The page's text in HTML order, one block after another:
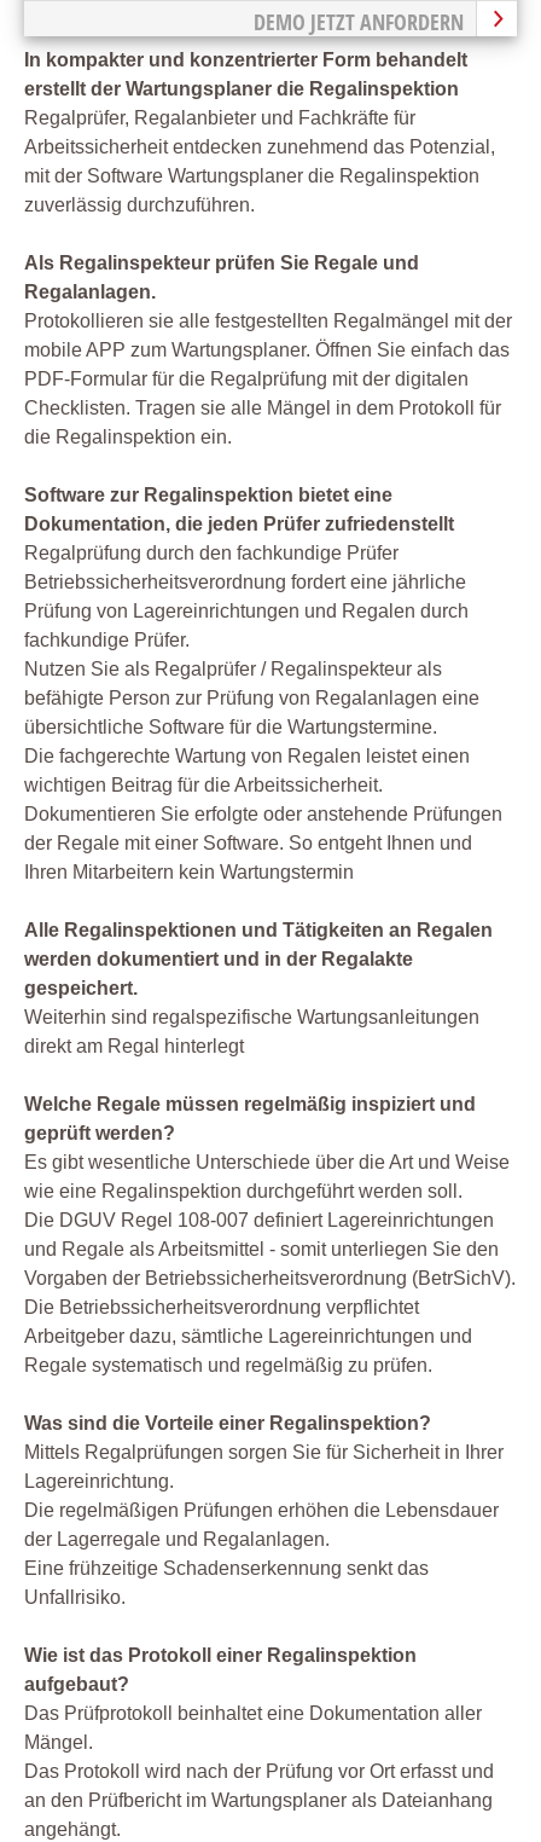
DEMO JETZT ANFORDERN
In kompakter und konzentrierter Form behandelt
erstellt der Wartungsplaner die Regalinspektion
Regalprüfer, Regalanbieter und Fachkräfte für
Arbeitssicherheit entdecken zunehmend das Potenzial,
mit der Software Wartungsplaner die Regalinspektion
zuverlässig durchzuführen.
Als Regalinspekteur prüfen Sie Regale und
Regalanlagen.
Protokollieren sie alle festgestellten Regalmängel mit der
mobile APP zum Wartungsplaner. Öffnen Sie einfach das
PDF-Formular für die Regalprüfung mit der digitalen
Checklisten. Tragen sie alle Mängel in dem Protokoll für
die Regalinspektion ein.
Software zur Regalinspektion bietet eine
Dokumentation, die jeden Prüfer zufriedenstellt
Regalprüfung durch den fachkundige Prüfer
Betriebssicherheitsverordnung fordert eine jährliche
Prüfung von Lagereinrichtungen und Regalen durch
fachkundige Prüfer.
Nutzen Sie als Regalprüfer / Regalinspekteur als
befähigte Person zur Prüfung von Regalanlagen eine
übersichtliche Software für die Wartungstermine.
Die fachgerechte Wartung von Regalen leistet einen
wichtigen Beitrag für die Arbeitssicherheit.
Dokumentieren Sie erfolgte oder anstehende Prüfungen
der Regale mit einer Software. So entgeht Ihnen und
Ihren Mitarbeitern kein Wartungstermin
Alle Regalinspektionen und Tätigkeiten an Regalen
werden dokumentiert und in der Regalakte
gespeichert.
Weiterhin sind regalspezifische Wartungsanleitungen
direkt am Regal hinterlegt
Welche Regale müssen regelmäßig inspiziert und
geprüft werden?
Es gibt wesentliche Unterschiede über die Art und Weise
wie eine Regalinspektion durchgeführt werden soll.
Die DGUV Regel 108-007 definiert Lagereinrichtungen
und Regale als Arbeitsmittel - somit unterliegen Sie den
Vorgaben der Betriebssicherheitsverordnung (BetrSichV).
Die Betriebssicherheitsverordnung verpflichtet
Arbeitgeber dazu, sämtliche Lagereinrichtungen und
Regale systematisch und regelmäßig zu prüfen.
Was sind die Vorteile einer Regalinspektion?
Mittels Regalprüfungen sorgen Sie für Sicherheit in Ihrer
Lagereinrichtung.
Die regelmäßigen Prüfungen erhöhen die Lebensdauer
der Lagerregale und Regalanlagen.
Eine frühzeitige Schadenserkennung senkt das
Unfallrisiko.
Wie ist das Protokoll einer Regalinspektion
aufgebaut?
Das Prüfprotokoll beinhaltet eine Dokumentation aller
Mängel.
Das Protokoll wird nach der Prüfung vor Ort erfasst und
an den Prüfbericht im Wartungsplaner als Dateianhang
angehängt.